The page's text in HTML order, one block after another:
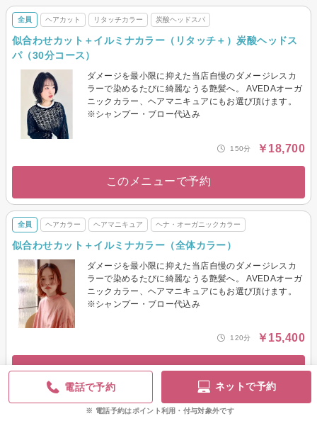
全員 ヘアカット リタッチカラー 炭酸ヘッドスパ
似合わせカット＋イルミナカラー（リタッチ＋）炭酸ヘッドス
パ（30分コース）
ダメージを最小限に抑えた当店自慢のダメージレスカ
ラーで染めるたびに綺麗なうる艶髪へ。 AVEDAオーガ
ニックカラー、ヘアマニキュアにもお選び頂けます。
※シャンプー・ブロー代込み
150分 ￥18,700
このメニューで予約
全員 ヘアカラー ヘアマニキュア ヘナ・オーガニックカラー
似合わせカット＋イルミナカラー（全体カラー）
ダメージを最小限に抑えた当店自慢のダメージレスカ
ラーで染めるたびに綺麗なうる艶髪へ。 AVEDAオーガ
ニックカラー、ヘアマニキュアにもお選び頂けます。
※シャンプー・ブロー代込み
120分 ￥15,400
このメニューで予約
ヘアカラー トリートメント
電話で予約 ネットで予約
電話予約はポイント利用・付与対象外です